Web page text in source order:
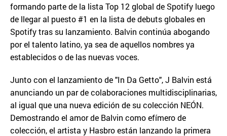
formando parte de la lista Top 12 global de Spotify luego
de llegar al puesto #1 en la lista de debuts globales en
Spotify tras su lanzamiento. Balvin continúa abogando
por el talento latino, ya sea de aquellos nombres ya
establecidos o de las nuevas voces.
Junto con el lanzamiento de "In Da Getto", J Balvin está
anunciando un par de colaboraciones multidisciplinarias,
al igual que una nueva edición de su colección NEÓN.
Demostrando el amor de Balvin como efímero de
colección, el artista y Hasbro están lanzando la primera